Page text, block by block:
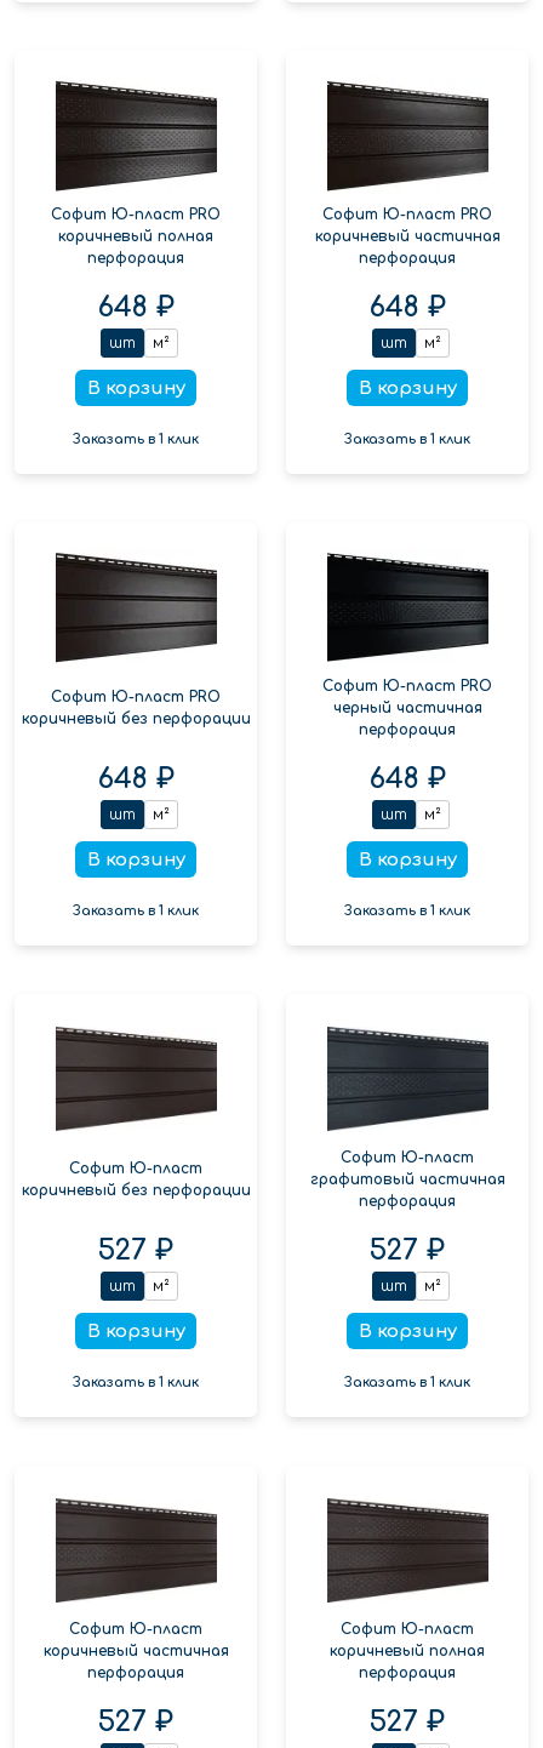
Софит Ю-пласт PRO
коричневый полная
перфорация
648 ₽
шт м²
В корзину
Заказать в 1 клик
Софит Ю-пласт PRO
коричневый частичная
перфорация
648 ₽
шт м²
В корзину
Заказать в 1 клик
Софит Ю-пласт PRO
коричневый без перфорации
648 ₽
шт м²
В корзину
Заказать в 1 клик
Софит Ю-пласт PRO
черный частичная
перфорация
648 ₽
шт м²
В корзину
Заказать в 1 клик
Софит Ю-пласт
коричневый без перфорации
527 ₽
шт м²
В корзину
Заказать в 1 клик
Софит Ю-пласт
графитовый частичная
перфорация
527 ₽
шт м²
В корзину
Заказать в 1 клик
Софит Ю-пласт
коричневый частичная
перфорация
527 ₽
Софит Ю-пласт
коричневый полная
перфорация
527 ₽